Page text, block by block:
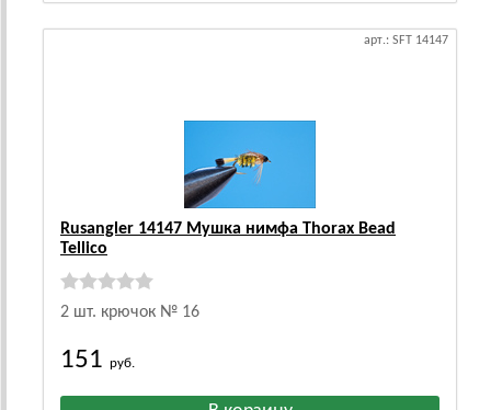
арт.: SFT 14147
Rusangler 14147 Мушка нимфа Thorax Bead
Tellico
2 шт. крючок № 16
151 руб.